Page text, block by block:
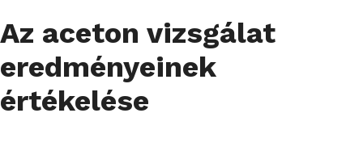
Az aceton vizsgálat
eredményeinek
értékelése